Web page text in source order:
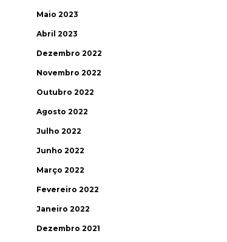
Maio 2023
Abril 2023
Dezembro 2022
Novembro 2022
Outubro 2022
Agosto 2022
Julho 2022
Junho 2022
Março 2022
Fevereiro 2022
Janeiro 2022
Dezembro 2021